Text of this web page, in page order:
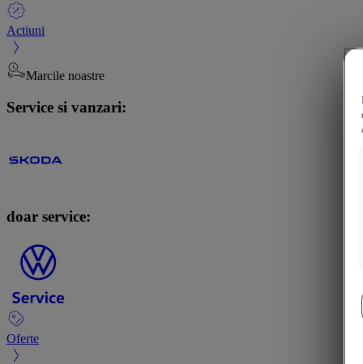
Actiuni
Marcile noastre
Service si vanzari:
doar service:
Oferte